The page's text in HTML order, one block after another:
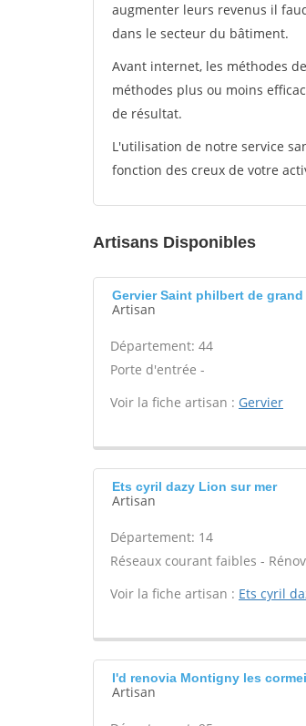
augmenter leurs revenus il
dans le secteur du bâtiment.
Avant internet, les méthodes
méthodes plus ou moins
de résultat.
L'utilisation de notre service
fonction des creux de votre
Artisans Disponibles
Gervier Saint philbert de grand
Artisan
Département: 44
Porte d'entrée -
Voir la fiche artisan : Gervier
Ets cyril dazy Lion sur mer
Artisan
Département: 14
Réseaux courant faibles -
Voir la fiche artisan : Ets cyril
I'd renovia Montigny les
Artisan